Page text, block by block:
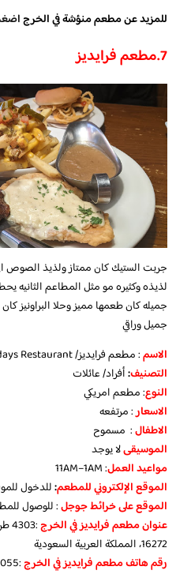
للمزيد عن مطعم منؤشة في الخرج
7.مطعم فرايديز
جربت الستيك كان ممتاز ولذيذ الصوص
جميله كان طعمها مميز وحلا البراونيز
جميل وراقي
الاسم: مطعم فرايديز/ Fridays Restaurant
التصنيف:أفراد/ عائلات
النوع: مطعم امريكي
الاسعار: مرتفعه
الاطفال: مسموح
الموسيقىلا يوجد
مواعيد العمل: 11AM–1AM
الموقع الإلكتروني للمطعم:للدخول
الموقع على خرائط جوجل: للوصول
عنوان مطعم فرايديز في الخرج
16272، المملكة العربية السعودية
رقم هاتف مطعم فرايديز في الخرج‏:‪+966 50 855 6055‬‏